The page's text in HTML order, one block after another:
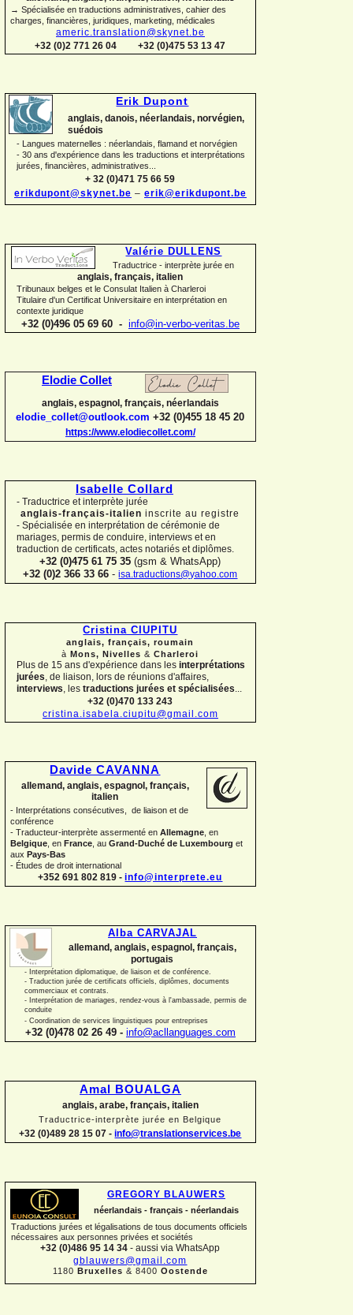
→ Spécialisée en traductions administratives, cahier des
charges, financières, juridiques, marketing, médicales
americ.translation@skynet.be
+32 (0)2 771 26 04
+32 (0)475 53 13 47
Erik Dupont
anglais, danois, néerlandais, norvégien,
suédois
- Langues maternelles : néerlandais, flamand et norvégien
- 30 ans d'expérience dans les traductions et interprétations
jurées, financières, administratives...
+ 32 (0)471 75 66 59
erikdupont@skynet.be – erik@erikdupont.be
Valérie DULLENS
Traductrice - interprète jurée en
anglais, français, italien
Tribunaux belges et le Consulat Italien à Charleroi
Titulaire d'un Certificat Universitaire en interprétation en
contexte juridique
+32 (0)496 05 69 60 - info@in-verbo-veritas.be
Elodie Collet
anglais, espagnol, français, néerlandais
elodie_collet@outlook.com +32 (0)455 18 45 20
https://www.elodiecollet.com/
Isabelle Collard
- Traductrice et interprète jurée
anglais-français-italien inscrite au registre
- Spécialisée en interprétation de cérémonie de
mariages, permis de conduire, interviews et en
traduction de certificats, actes notariés et diplômes.
+32 (0)475 61 75 35 (gsm & WhatsApp)
+32 (0)2 366 33 66- isa.traductions@yahoo.com
Cristina CIUPITU
anglais, français, roumain
àMons, Nivelles& Charleroi
Plus de 15 ans d'expérience dans les interprétations
jurées , de liaison, lors de réunions d'affaires,
interviews , les traductions jurées et spécialisées
+32 (0)470 133 243
cristina.isabela.ciupitu@gmail.com
Davide CAVANNA
allemand, anglais, espagnol, français,
italien
- Interprétations consécutives, de liaison et de
conférence
- Traducteur-interprète assermenté en Allemagne , en
Belgique , en France , au Grand-Duché de Luxembourg et
aux Pays-Bas
- Études de droit international
+352 691 802 819 - info@interprete.eu
Alba CARVAJAL
allemand, anglais, espagnol, français,
portugais
- Interprétation diplomatique, de liaison et de conférence.
- Traduction jurée de certificats officiels, diplômes, documents
commerciaux et contrats.
- Interprétation de mariages, rendez-vous à l'ambassade, permis de
conduite
- Coordination de services linguistiques pour entreprises
+32 (0)478 02 26 49 - info@acllanguages.com
Amal BOUALGA
anglais, arabe, français, italien
Traductrice-interprète jurée en Belgique
+32 (0)489 28 15 07 - info@translationservices.be
GREGORY BLAUWERS
néerlandais - français - néerlandais
Traductions jurées et légalisations de tous documents officiels
nécessaires aux personnes privées et sociétés
+32 (0)486 95 14 34 - aussi via WhatsApp
gblauwers@gmail.com
1180 Bruxelles & 8400 Oostende